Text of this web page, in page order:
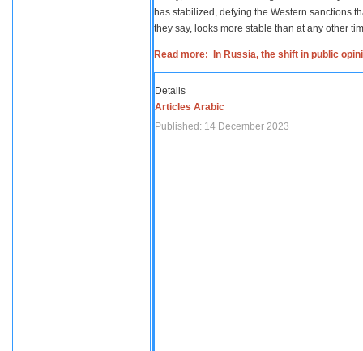
has stabilized, defying the Western sanctions
they say, looks more stable than at any other
Read more: In Russia, the shift in public
Details
Articles Arabic
Published: 14 December 2023